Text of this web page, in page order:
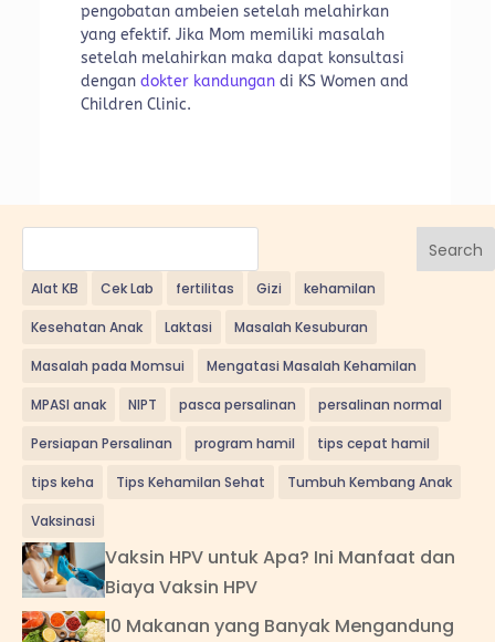
pengobatan ambeien setelah melahirkan
yang efektif. Jika Mom memiliki masalah
setelah melahirkan maka dapat konsultasi
dengan dokter kandungandi KS Women and
Children Clinic.
Search
Alat KB Cek Lab fertilitas Gizi kehamilan
Kesehatan Anak Laktasi Masalah Kesuburan
Masalah pada Momsui Mengatasi Masalah Kehamilan
MPASI anak NIPT pasca persalinan persalinan normal
Persiapan Persalinan program hamil tips cepat hamil
tips keha Tips Kehamilan Sehat Tumbuh Kembang Anak
Vaksinasi
Vaksin HPV untuk Apa? Ini Manfaat dan
Biaya Vaksin HPV
10 Makanan yang Banyak Mengandung